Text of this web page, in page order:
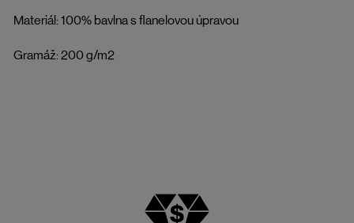
Materiál: 100% bavlna s flanelovou úpravou
Gramáž: 200 g/m2